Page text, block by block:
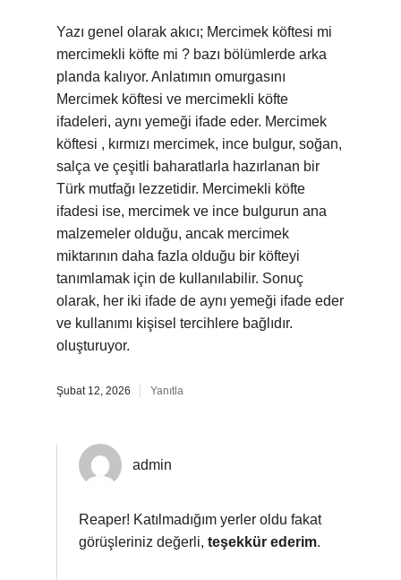
Yazı genel olarak akıcı; Mercimek köftesi mi
mercimekli köfte mi ? bazı bölümlerde arka
planda kalıyor. Anlatımın omurgasını
Mercimek köftesi ve mercimekli köfte
ifadeleri, aynı yemeği ifade eder. Mercimek
köftesi , kırmızı mercimek, ince bulgur, soğan,
salça ve çeşitli baharatlarla hazırlanan bir
Türk mutfağı lezzetidir. Mercimekli köfte
ifadesi ise, mercimek ve ince bulgurun ana
malzemeler olduğu, ancak mercimek
miktarının daha fazla olduğu bir köfteyi
tanımlamak için de kullanılabilir. Sonuç
olarak, her iki ifade de aynı yemeği ifade eder
ve kullanımı kişisel tercihlere bağlıdır.
oluşturuyor.
Şubat 12, 2026 Yanıtla
admin
Reaper! Katılmadığım yerler oldu fakat
görüşleriniz değerli, teşekkür ederim.